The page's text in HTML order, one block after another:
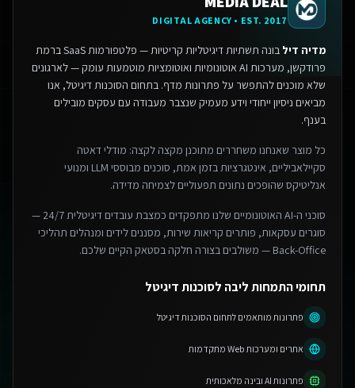
DIGITAL AGENCY • EST. 2017
מדיה דיל
בונה תשתיות דיגיטליות קריטיות — פלטפורמות SaaS ברמת
פרודקשן, מערכות AI אוטונומיות ואוטומציות מוטמעות עומק — לארגונים
שלא מוכנים להתפשר על פתרונות מדף. בתחום הסוכנות דיגיטל, אנו
מביאים ניסיון ייחודי וידע מעמיק שנצבר מעבודה עם עסקים מובילים
בענף.
כל מוצר שאנחנו משחררים מתוכנן מקצה לקצה: מודלי דאטה
סקיילאביליים, אינטגרציות בזמן אמת, סוכנים מבוססי LLM ומנועי
אנליטיקס שהופכים נתונים תפעוליים לצמיחה מדידה.
סוכני ה-AI האוטונומיים שלנו מתפקדים כמצבת עובדים דיגיטלית 24/7 —
סוגרים עסקאות, פותרים קריאות שירות, מסננים לידים ומנהלים תהליכי
Back-Office — משולבים בצורה חלקה בסטאק הקיים שלכם.
תחומי התמחות ליבה לסוכנות דיגיטל
פתרונות מותאמים לתחום הסוכנות דיגיטל
אתרים ומערכות Web מתקדמות
פתרונות AI ובינה מלאכותית